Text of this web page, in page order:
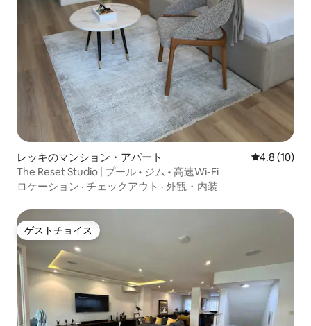
レッキのマンション・アパート レビュー10
4.8 (10)
The Reset Studio | プール • ジム • 高速Wi-Fi
ロケーション · チェックアウト · 外観・内装
ゲストチョイス
ゲストチョイス